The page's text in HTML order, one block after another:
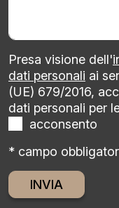
Presa visione dell'
dati personali ai
(UE) 679/2016,
dati personali per
acconsento
* campo